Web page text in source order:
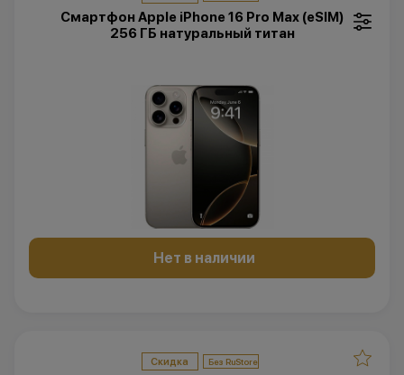
Смартфон Apple iPhone 16 Pro Max (eSIM)
256 ГБ натуральный титан
Нет в наличии
Скидка